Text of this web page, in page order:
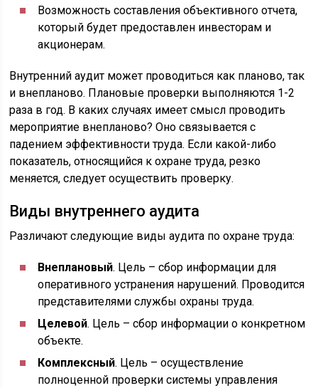
Возможность составления объективного отчета,
который будет предоставлен инвесторам и
акционерам.
Внутренний аудит может проводиться как планово, так
и внепланово. Плановые проверки выполняются 1-2
раза в год. В каких случаях имеет смысл проводить
мероприятие внепланово? Оно связывается с
падением эффективности труда. Если какой-либо
показатель, относящийся к охране труда, резко
меняется, следует осуществить проверку.
Виды внутреннего аудита
Различают следующие виды аудита по охране труда:
Внеплановый. Цель – сбор информации для
оперативного устранения нарушений. Проводится
представителями службы охраны труда.
Целевой. Цель – сбор информации о конкретном
объекте.
Комплексный. Цель – осуществление
полноценной проверки системы управления